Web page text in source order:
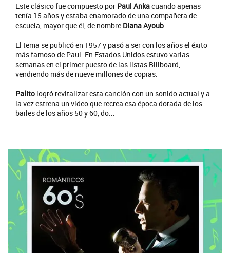
Este clásico fue compuesto por Paul Ankacuando apenas
tenía 15 años y estaba enamorado de una compañera de
escuela, mayor que él, de nombre Diana Ayoub
El tema se publicó en 1957 y pasó a ser con los años el éxito
más famoso de Paul. En Estados Unidos estuvo varias
semanas en el primer puesto de las listas Billboard,
vendiendo más de nueve millones de copias.
Palito logró revitalizar esta canción con un sonido actual y a
la vez estrena un video que recrea esa época dorada de los
bailes de los años 50 y 60, do...